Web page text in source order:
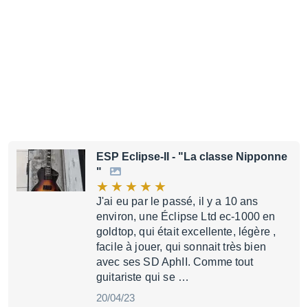
ESP Eclipse-II
- "La classe Nipponne
"
J'ai eu par le passé, il y a 10 ans
environ, une Éclipse Ltd ec-1000 en
goldtop, qui était excellente, légère ,
facile à jouer, qui sonnait très bien
avec ses SD AphII. Comme tout
guitariste qui se …
20/04/23